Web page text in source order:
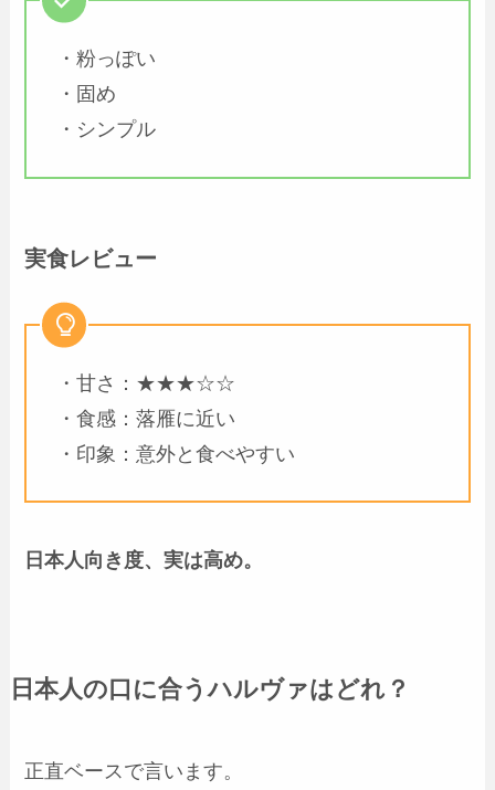
・粉っぽい
・固め
・シンプル
実食レビュー
・甘さ：★★★☆☆
・食感：落雁に近い
・印象：意外と食べやすい
日本人向き度、実は高め。
日本人の口に合うハルヴァはどれ？
正直ベースで言います。